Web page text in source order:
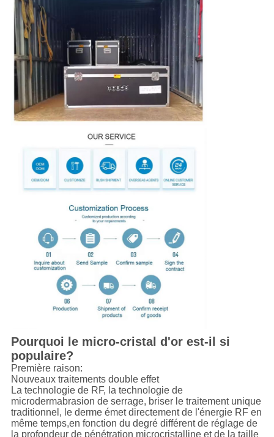
Pourquoi le micro-cristal d'or est-il si
populaire?
Première raison:
Nouveaux traitements double effet
La technologie de RF, la technologie de
microdermabrasion de serrage, briser le traitement unique
traditionnel, le derme émet directement de l'énergie RF en
même temps,en fonction du degré différent de réglage de
la profondeur de pénétration microcristalline et de la taille